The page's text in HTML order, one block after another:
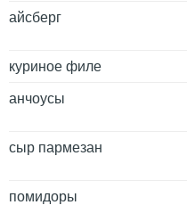
айсберг
куриное филе
анчоусы
сыр пармезан
помидоры